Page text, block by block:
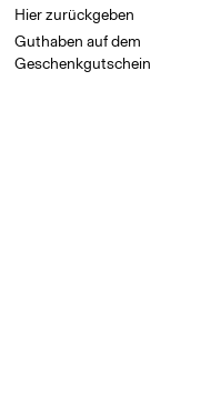
Hier zurückgeben
Guthaben auf dem
Geschenkgutschein